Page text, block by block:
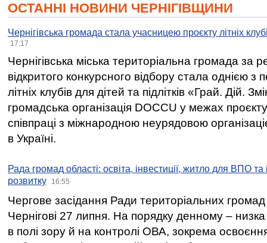
ОСТАННІ НОВИНИ ЧЕРНІГІВЩИНИ
Чернігівська громада стала учасницею проєкту літніх
17:17
Чернігівська міська територіальна громада за
відкритого конкурсного відбору стала однією
літніх клубів для дітей та підлітків «Грай. Дій.
громадська організація DOCCU у межах
співпраці з міжнародною неурядовою
в Україні.
Рада громад області: освіта, інвестиції, житло для ВПО
розвитку
16:55
Чергове засідання Ради територіальних громад
Чернігові 27 липня. На порядку денному –
в полі зору й на контролі ОВА, зокрема освоєння